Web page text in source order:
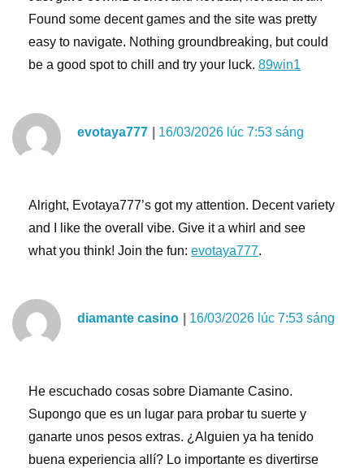
Found some decent games and the site was pretty
easy to navigate. Nothing groundbreaking, but could
be a good spot to chill and try your luck. 89win1
evotaya777 16/03/2026 lúc 7:53 sáng
Alright, Evotaya777’s got my attention. Decent variety
and I like the overall vibe. Give it a whirl and see
what you think! Join the fun: evotaya777.
diamante casino 16/03/2026 lúc 7:53 sáng
He escuchado cosas sobre Diamante Casino.
Supongo que es un lugar para probar tu suerte y
ganarte unos pesos extras. ¿Alguien ya ha tenido
buena experiencia allí? Lo importante es divertirse